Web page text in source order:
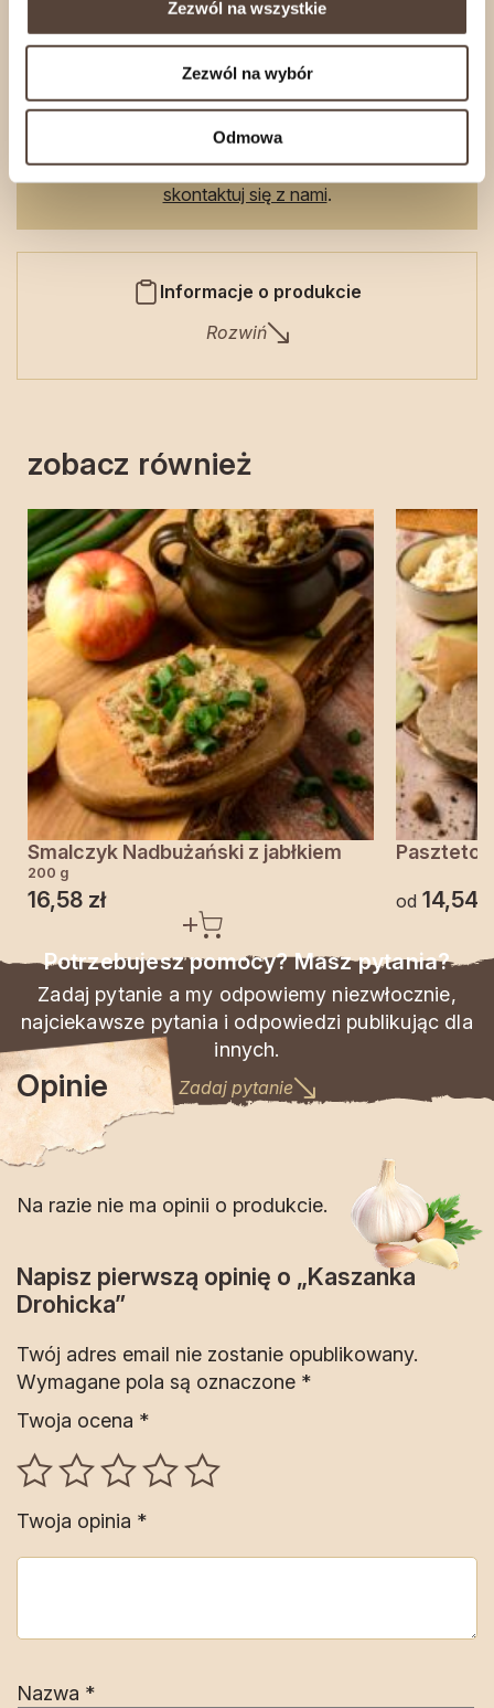
Zezwól na wszystkie
Zezwól na wybór
Odmowa
Nasze wyroby wędzimy na bieżąco, wedle
zapotrzebowania Naszych Klientów.
Zamówienia internetowe wysyłamyod
poniedziałkudoczwartku
Jeśli zależy Ci na konkretnym terminie realizacji,
skontaktuj się z nami.
Informacje o produkcie
Rozwiń
zobacz również
Smalczyk Nadbużański z jabłkiem
200 g
16,58 zł od 14,54
Potrzebujesz pomocy? Masz pytania?
Zadaj pytanie a my odpowiemy niezwłocznie,
najciekawsze pytania i odpowiedzi publikując dla
innych.
Zadaj pytanie
Opinie
Na razie nie ma opinii o produkcie.
Napisz pierwszą opinię o „Kaszanka
Drohicka”
Twój adres email nie zostanie opublikowany.
Wymagane pola są oznaczone *
Twoja ocena *
Twoja opinia *
Nazwa *